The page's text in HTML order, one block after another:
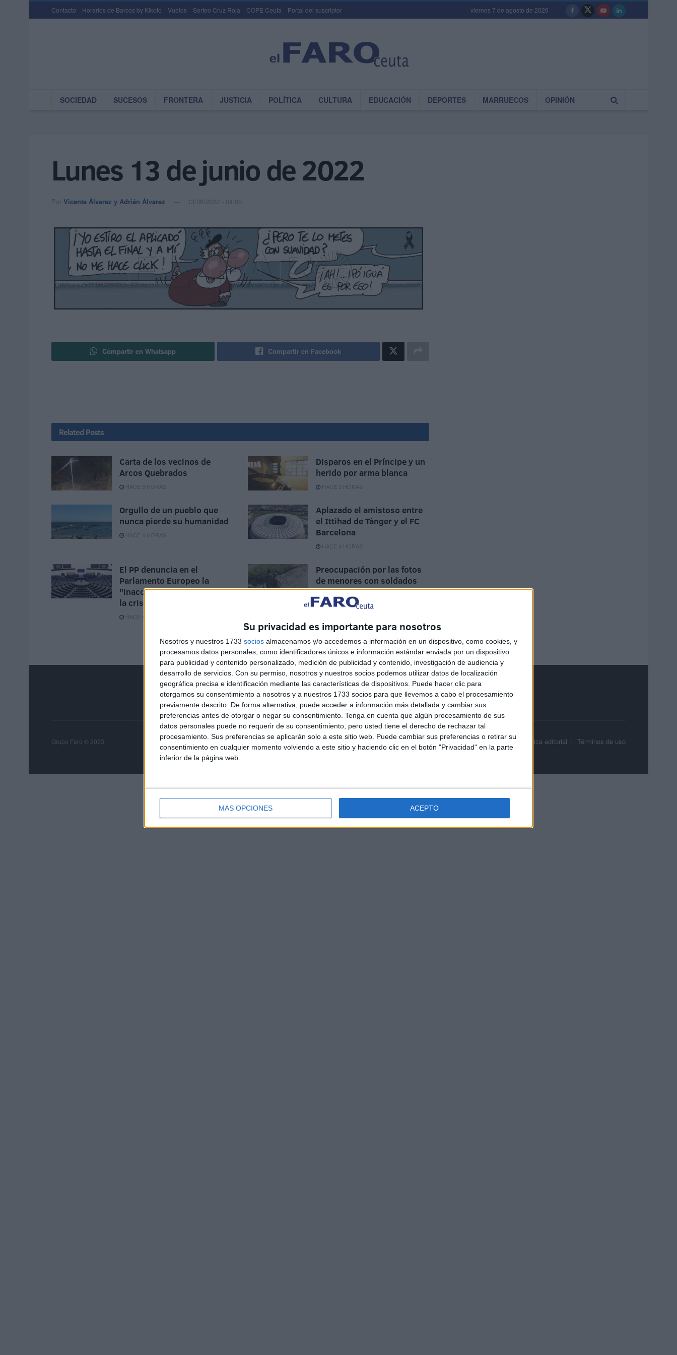
Su privacidad es importante para nosotros
Nosotros y nuestros 1733 socios almacenamos y/o accedemos a información en un dispositivo, como cookies, y
procesamos datos personales, como identificadores únicos e información estándar enviada por un dispositivo
para publicidad y contenido personalizado, medición de publicidad y contenido, investigación de audiencia y
desarrollo de servicios. Con su permiso, nosotros y nuestros socios podemos utilizar datos de localización
geográfica precisa e identificación mediante las características de dispositivos. Puede hacer clic para
otorgarnos su consentimiento a nosotros y a nuestros 1733 socios para que llevemos a cabo el procesamiento
previamente descrito. De forma alternativa, puede acceder a información más detallada y cambiar sus
preferencias antes de otorgar o negar su consentimiento. Tenga en cuenta que algún procesamiento de sus
datos personales puede no requerir de su consentimiento, pero usted tiene el derecho de rechazar tal
procesamiento. Sus preferencias se aplicarán solo a este sitio web. Puede cambiar sus preferencias o retirar su
consentimiento en cualquier momento volviendo a este sitio y haciendo clic en el botón "Privacidad" en la parte
inferior de la página web.
MÁS OPCIONES ACEPTO
Contacto Horarios de Barcos by Kikoto Vuelos Sorteo Cruz Roja COPE Ceuta Portal del suscriptor viernes 7 de agosto de 2026
SOCIEDAD SUCESOS FRONTERA JUSTICIA POLÍTICA CULTURA EDUCACIÓN DEPORTES MARRUECOS OPINIÓN
Lunes 13 de junio de 2022
Por Vicente Álvarez y Adrián Álvarez 13/06/2022 - 04:05
Compartir en Whatsapp Compartir en Facebook
Related Posts
Carta de los vecinos de
Arcos Quebrados
HACE 3 HORAS
Disparos en el Príncipe y un
herido por arma blanca
HACE 3 HORAS
Orgullo de un pueblo que
nunca pierde su humanidad
HACE 4 HORAS
Aplazado el amistoso entre
el Ittihad de Tánger y el FC
Barcelona
HACE 4 HORAS
El PP denuncia en el
Parlamento Europeo la
"inacción" de Sánchez ante
la crisis de Ceuta
HACE 4 HORAS
Preocupación por las fotos
de menores con soldados
trasladados a la frontera
HACE 5 HORAS
Grupo Faro Publicidad Contacto Aviso legal – Protección de datos Política de cookies Política de privacidad Política editorial Términos de uso
Grupo Faro © 2023